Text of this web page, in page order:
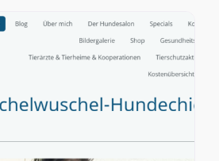
– zur Veredelung des Felles